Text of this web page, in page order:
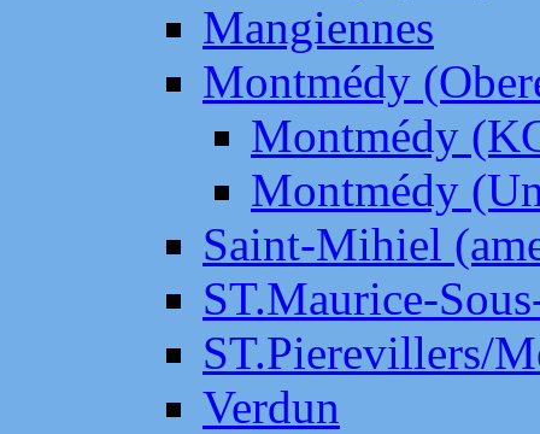
Mangiennes
Montmédy
Montmédy
Montmédy
Saint-Mihiel
ST.Maurice-
ST.Pierevillers/
Verdun